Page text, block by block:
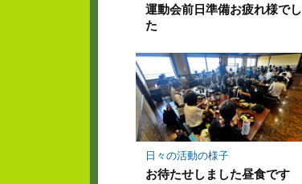
運動会前日準備お疲れ様でし
た
日々の活動の様子
お待たせしました昼食です